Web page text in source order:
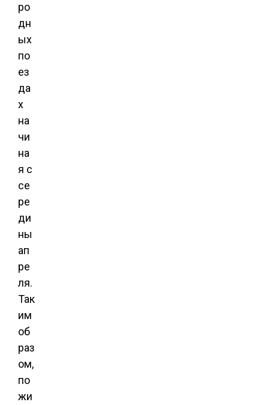
ро
дн
ых
по
ез
да
х
на
чи
на
я с
се
ре
ди
ны
ап
ре
ля.
Так
им
об
раз
ом,
по
жи